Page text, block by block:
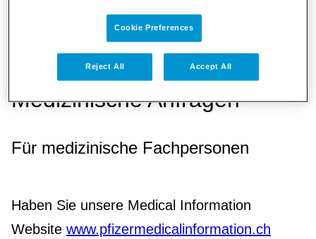
Medizinische Anfragen
Für medizinische Fachpersonen
Haben Sie unsere Medical Information
Website www.pfizermedicalinformation.ch
Cookie Preferences
Reject All Accept All